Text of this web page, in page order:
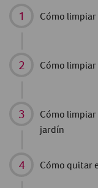
Cómo
Cómo
Cómo
jardín
Cómo quitar